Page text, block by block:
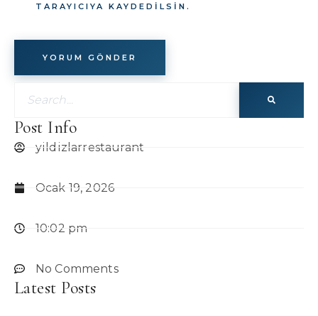
TARAYICIYA KAYDEDILSIN.
Post Info
yildizlarrestaurant
Ocak 19, 2026
10:02 pm
No Comments
Latest Posts